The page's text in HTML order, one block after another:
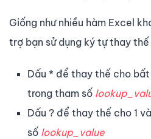
Giống như nhiều hàm Excel
trợ bạn sử dụng ký tự thay thế
Dấu * để thay thế cho
trong tham số
Dấu ? để thay thế cho 1
số lookup_value